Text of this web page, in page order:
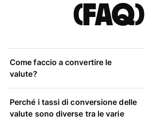
(FAQ)
Come faccio a convertire le
valute?
Perché i tassi di conversione delle
valute sono diverse tra le varie